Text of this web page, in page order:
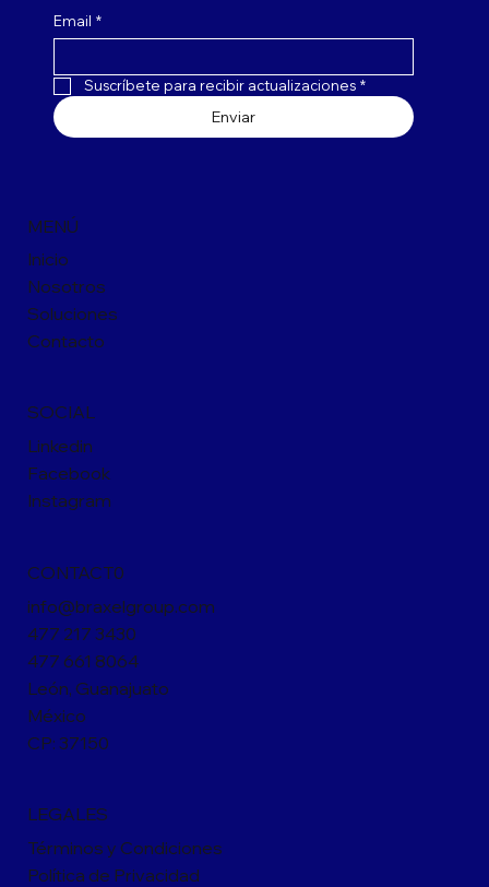
Email *
Suscríbete para recibir actualizaciones *
Enviar
MENÚ
Inicio
Nosotros
Soluciones
Contacto
SOCIAL
Linkedin
Facebook
Instagram
CONTACT0
info@braxelgroup.com
477 217 3430
477 661 8064
León, Guanajuato
México
CP: 37150
LEGALES
Términos y Condiciones
Política de Privacidad